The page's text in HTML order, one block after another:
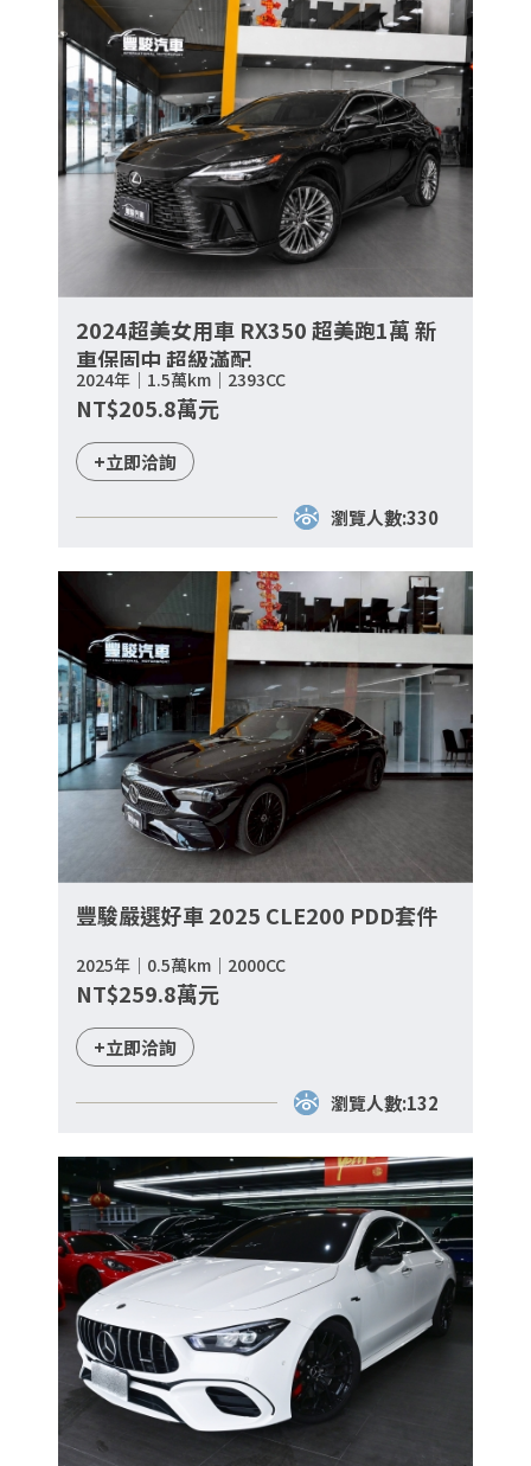
2024超美女用車 RX350 超美跑1萬 新
車保固中 超級滿配
2024年｜1.5萬km｜2393CC
NT$205.8萬元
+立即洽詢
瀏覽人數:330
豐駿嚴選好車 2025 CLE200 PDD套件
2025年｜0.5萬km｜2000CC
NT$259.8萬元
+立即洽詢
瀏覽人數:132